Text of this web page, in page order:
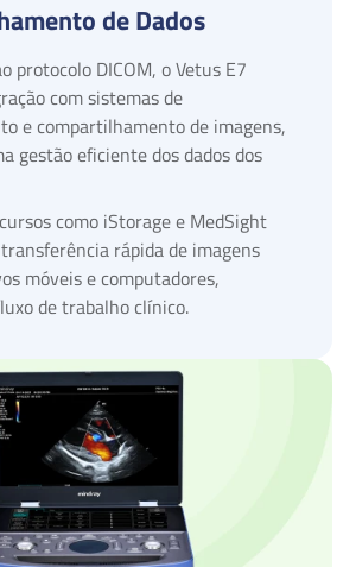
de Dados
protocolo DICOM, o Vetus E7
com sistemas de
e compartilhamento de imagens,
gestão eficiente dos dados dos
como iStorage e MedSight
rápida de imagens
móveis e computadores,
de trabalho clínico.